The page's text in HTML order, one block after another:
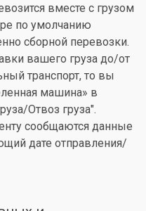
вместе с грузом
по умолчанию
сборной перевозки.
вашего груза до/от
транспорт, то вы
машина» в
Отвоз груза".
сообщаются данные
дате отправления/